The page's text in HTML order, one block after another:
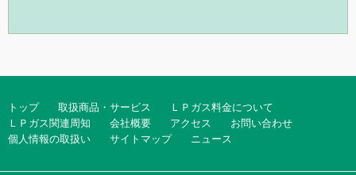
トップ 取扱商品・サービス
ＬＰガス料金について
ＬＰガス関連周知
会社概要 アクセス
お問い合わせ
個人情報の取扱い
サイトマップ ニュース